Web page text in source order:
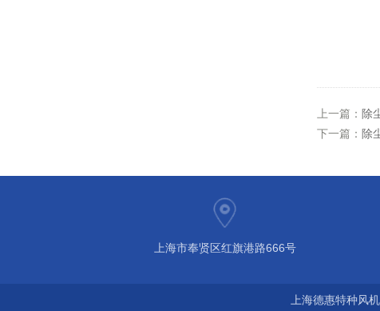
上一篇： 除
下一篇： 除
上海市奉贤区红旗港路666号
上海德惠特种风